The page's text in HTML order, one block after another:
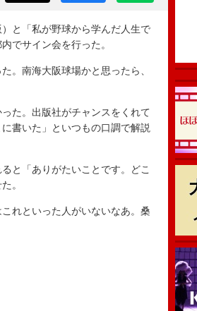
と「私が野球から学んだ人生で
でサイン会を行った。
。南海大阪球場かと思ったら、
た。出版社がチャンスをくれて
書いた」といつもの口調で解説
と「ありがたいことです。どこ
。
れといった人がいないなあ。桑